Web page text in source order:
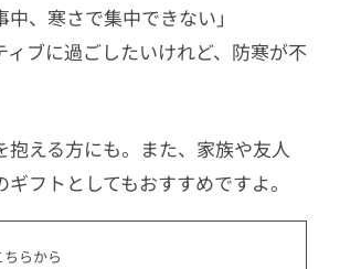
中、寒さで集中できない」
ィブに過ごしたいけれど、防寒が不
抱える方にも。また、家族や友人
フトとしてもおすすめですよ。
らから